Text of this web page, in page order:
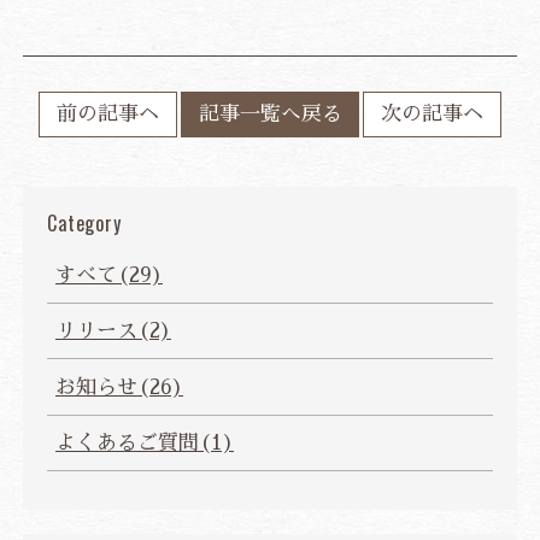
前の記事ヘ 記事一覧へ戻る 次の記事ヘ
Category
すべて(29)
リリース(2)
お知らせ(26)
よくあるご質問(1)